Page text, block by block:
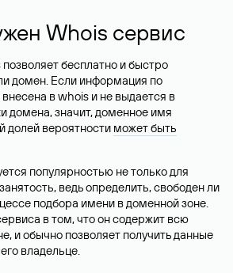
Whois сервис
бесплатно и быстро
домен. Если информация по
в whois и не выдается в
домена, значит, доменное имя
долей вероятности может быть
популярностью не только для
ведь определить, свободен ли
подбора имени в доменной зоне.
в том, что он содержит всю
и обычно позволяет получить данные
владельце.